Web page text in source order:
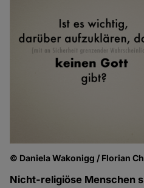
© Daniela Wakonigg / Florian
Nicht-religiöse Menschen